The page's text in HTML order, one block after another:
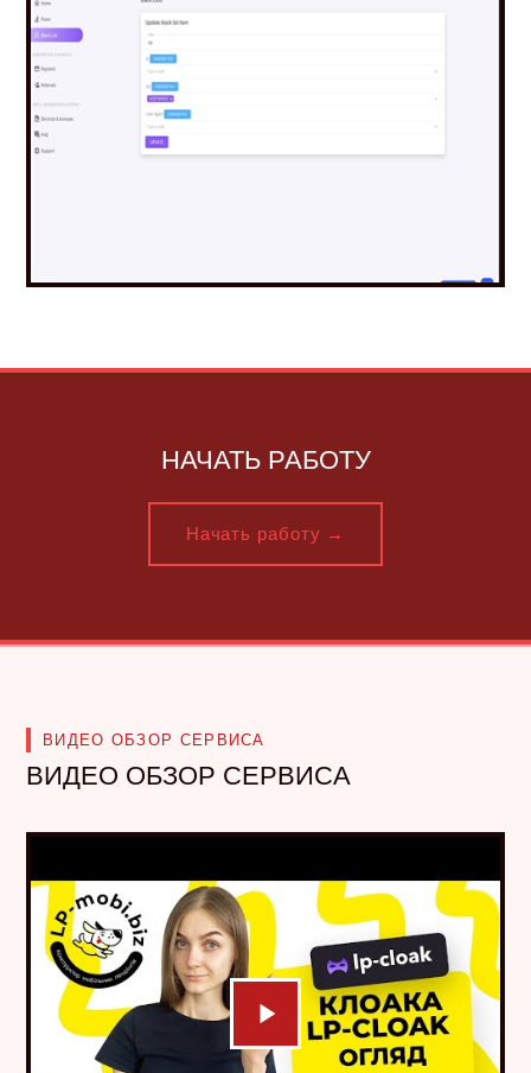
НАЧАТЬ РАБОТУ
Начать работу →
ВИДЕО ОБЗОР СЕРВИСА
ВИДЕО ОБЗОР СЕРВИСА